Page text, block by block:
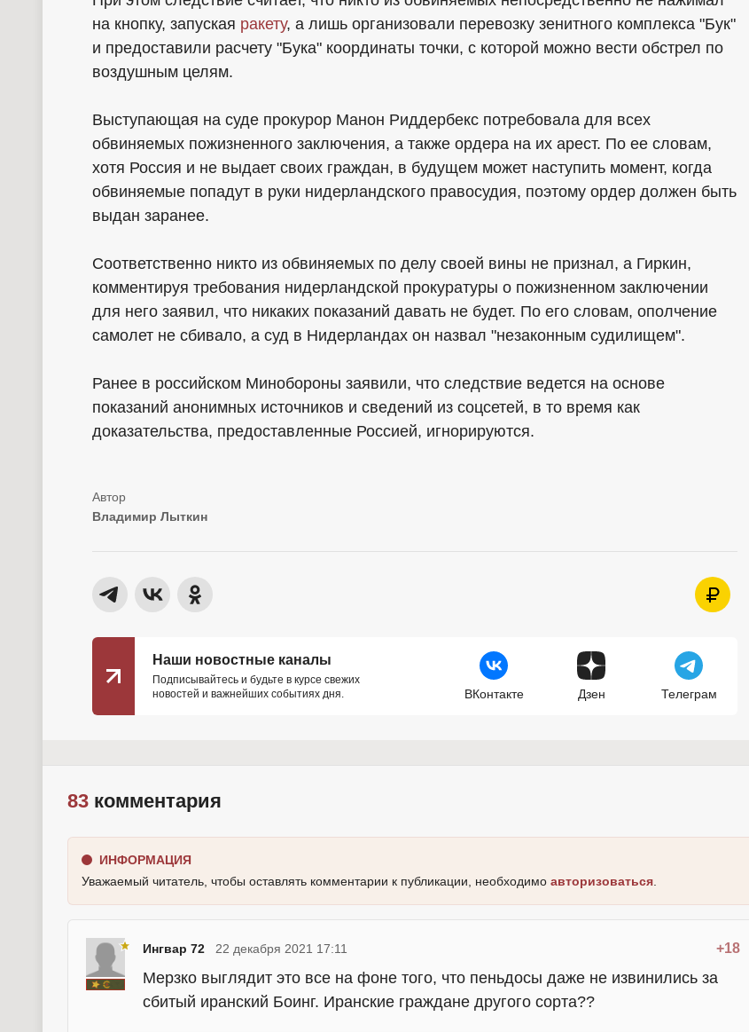
на кнопку, запуская ракету, а лишь организовали перевозку зенитного комплекса "Бук"
и предоставили расчету "Бука" координаты точки, с которой можно вести обстрел по
воздушным целям.
Выступающая на суде прокурор Манон Риддербекс потребовала для всех
обвиняемых пожизненного заключения, а также ордера на их арест. По ее словам,
хотя Россия и не выдает своих граждан, в будущем может наступить момент, когда
обвиняемые попадут в руки нидерландского правосудия, поэтому ордер должен быть
выдан заранее.
Соответственно никто из обвиняемых по делу своей вины не признал, а Гиркин,
комментируя требования нидерландской прокуратуры о пожизненном заключении
для него заявил, что никаких показаний давать не будет. По его словам, ополчение
самолет не сбивало, а суд в Нидерландах он назвал "незаконным судилищем".
Ранее в российском Минобороны заявили, что следствие ведется на основе
показаний анонимных источников и сведений из соцсетей, в то время как
доказательства, предоставленные Россией, игнорируются.
Владимир Лыткин
Наши новостные каналы
Подписывайтесь и будьте в курсе свежих
новостей и важнейших событиях дня.
ВКонтакте Дзен Телеграм
83 комментария
ИНФОРМАЦИЯ
Уважаемый читатель, чтобы оставлять комментарии к публикации, необходимо авторизоваться
Ингвар 72 +18
22 декабря 2021 17:11
Мерзко выглядит это все на фоне того, что пеньдосы даже не извинились за
сбитый иранский Боинг. Иранские граждане другого сорта??